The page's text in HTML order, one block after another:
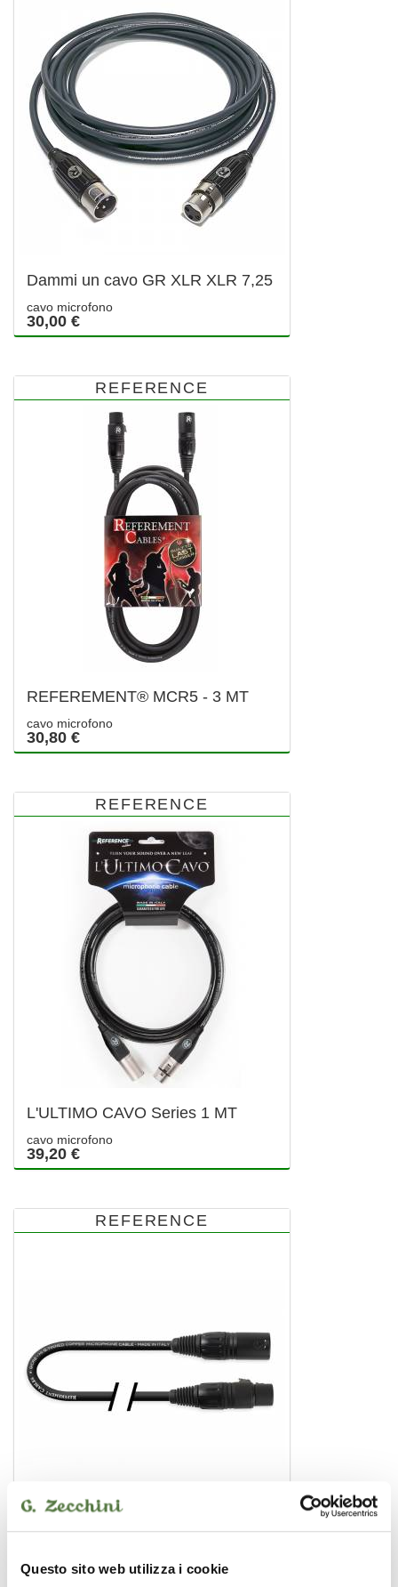
Questo sito web utilizza i cookie
Dammi un cavo GR XLR XLR 7,25
cavo microfono
30,00 €
REFERENCE
REFEREMENT® MCR5 - 3 MT
cavo microfono
30,80 €
REFERENCE
L'ULTIMO CAVO Series 1 MT
cavo microfono
39,20 €
REFERENCE
REFEREMENT® MCR5 - 10 MT
41,60 €